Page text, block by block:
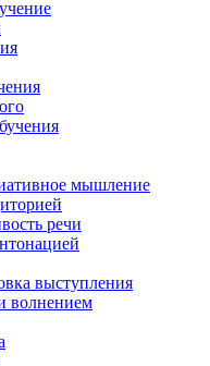
мышление
речи
выступления
волнением